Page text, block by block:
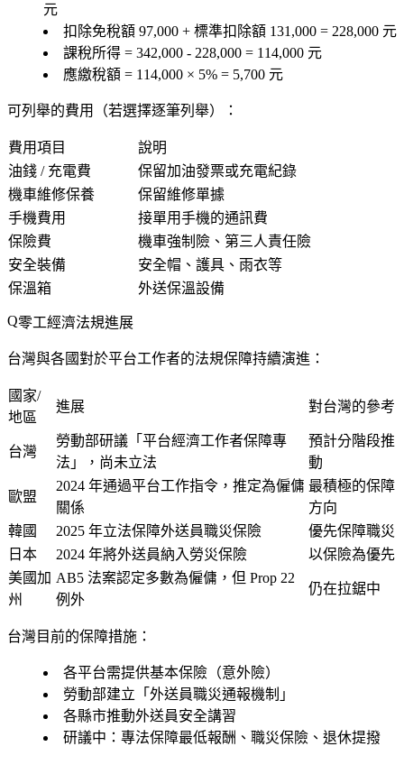
元
扣除免稅額 97,000 + 標準扣除額 131,000 = 228,000 元
課稅所得 = 342,000 - 228,000 = 114,000 元
應繳稅額 = 114,000 × 5% = 5,700 元
可列舉的費用 （若選擇逐筆列舉）：
費用項目
說明
油錢 / 充電費
保留加油發票或充電紀錄
機車維修保養
保留維修單據
手機費用
接單用手機的通訊費
保險費
機車強制險、第三人責任險
安全裝備
安全帽、護具、雨衣等
保溫箱
外送保溫設備
零工經濟法規進展
台灣與各國對於平台工作者的法規保障持續演進：
國家/
地區
進展 對台灣的參考
台灣
勞動部研議「平台經濟工作者保障專
法」，尚未立法
預計分階段推
動
歐盟
2024 年通過平台工作指令，推定為僱傭
關係
最積極的保障
方向
韓國
2025 年立法保障外送員職災保險
優先保障職災
日本
2024 年將外送員納入勞災保險
以保險為優先
美國加
州
AB5 法案認定多數為僱傭，但 Prop 22
例外
仍在拉鋸中
台灣目前的保障措施 ：
各平台需提供基本保險（意外險）
勞動部建立「外送員職災通報機制」
各縣市推動外送員安全講習
研議中：專法保障最低報酬、職災保險、退休提撥